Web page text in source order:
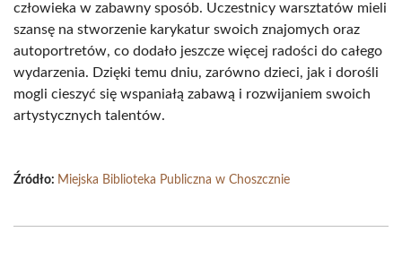
człowieka w zabawny sposób. Uczestnicy warsztatów mieli
szansę na stworzenie karykatur swoich znajomych oraz
autoportretów, co dodało jeszcze więcej radości do całego
wydarzenia. Dzięki temu dniu, zarówno dzieci, jak i dorośli
mogli cieszyć się wspaniałą zabawą i rozwijaniem swoich
artystycznych talentów.
Źródło: Miejska Biblioteka Publiczna w Choszcznie